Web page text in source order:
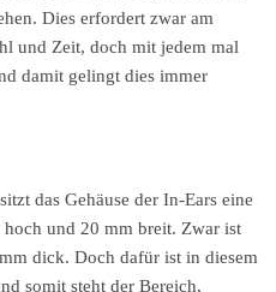
Dies erfordert zwar am
und Zeit, doch mit jedem mal
damit gelingt dies immer
das Gehäuse der In-Ears eine
und 20 mm breit. Zwar ist
dick. Doch dafür ist in diesem
somit steht der Bereich,